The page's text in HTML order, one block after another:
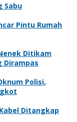
Sabu
Pintu Rumah
Ditikam
Dirampas
Polisi,
Ditangkap